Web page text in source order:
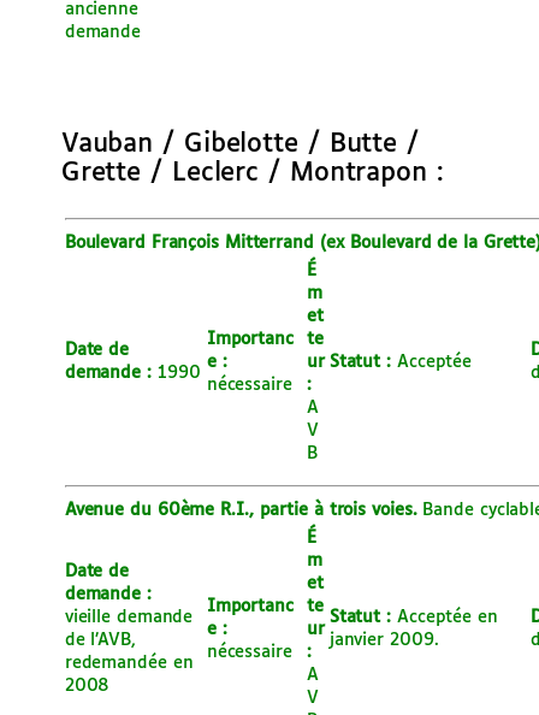
ancienne
demande
Vauban / Gibelotte / Butte /
Grette / Leclerc / Montrapon :
Boulevard François Mitterrand (ex Boulevard de la
Date de
demande :1990
Importanc
e :
nécessaire
É
m
et
te
ur
:
A
V
B
Statut : Acceptée
Avenue du 60ème R.I., partie à trois voies.Bande
Date de
demande :
vieille demande
de l’AVB,
redemandée en
2008
Importanc
e :
nécessaire
É
m
et
te
ur
:
A
V
Statut : Acceptée en
janvier 2009.